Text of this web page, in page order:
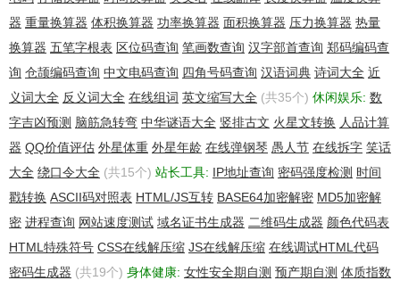
Tech Fax Ext:
Tech Email: service@teresa-teng.org
Name Server: NS95.WORLDNIC.COM
Name Server: NS96.WORLDNIC.COM
DNSSEC: unsigned
>>> Last update of WHOIS database: 2017-01-12T12:19:05Z
<<<
For more information on Whois status codes, please visit
https://icann.org/epp
Access to Public Interest Registry WHOIS information is
provided to assist persons in determining the contents of a
domain name registration record in the Public Interest Registry
registry database. The data in this record is provided by Public
器 重量换算器 体积换算器 功率换算器 面积换算器 压力换算器 热量
换算器 五笔字根表 区位码查询 笔画数查询 汉字部首查询 郑码编码查
询 仓颉编码查询 中文电码查询 四角号码查询 汉语词典 诗词大全 近
义词大全 反义词大全 在线组词 英文缩写大全 (共35个) 休闲娱乐: 数
字吉凶预测 脑筋急转弯 中华谜语大全 竖排古文 火星文转换 人品计算
器 QQ价值评估 外星体重 外星年龄 在线弹钢琴 愚人节 在线拆字 笑话
大全 绕口令大全 (共15个) 站长工具: IP地址查询 密码强度检测 时间
戳转换 ASCII码对照表 HTML/JS互转 BASE64加密解密 MD5加密解
密 进程查询 网站速度测试 域名证书生成器 二维码生成器 颜色代码表
HTML特殊符号 CSS在线解压缩 JS在线解压缩 在线调试HTML代码
密码生成器 (共19个) 身体健康: 女性安全期自测 预产期自测 体质指数